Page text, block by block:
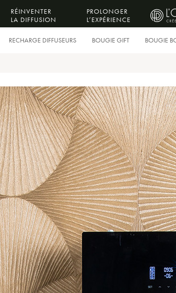
RÉINVENTER
LA DIFFUSION
PROLONGER
L’EXPÉRIENCE
RECHARGE DIFFUSEURS BOUGIE GIFT BOUGIE